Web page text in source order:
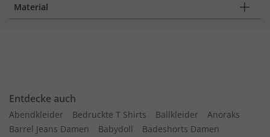
Material
Entdecke auch
Abendkleider Bedruckte T Shirts Ballkleider
Anoraks
Barrel Jeans Damen
Babydoll
Badeshorts Damen